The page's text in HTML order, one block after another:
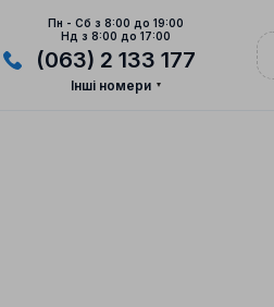
Пн - Сб з 8:00 до 19:00
Нд з 8:00 до 17:00
(063) 2 133 177
Інші номери